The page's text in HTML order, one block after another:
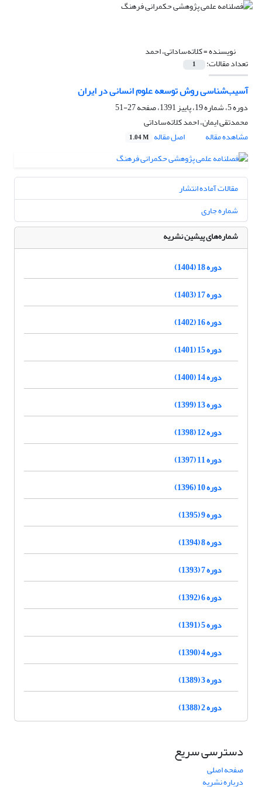
نویسنده =کلاته‌ساداتی، احمد
تعداد مقالات: 1
آسیب‌شناسی روش توسعه علوم انسانی در ایران
دوره 5، شماره 19، پاییز 1391، صفحه
27-51
محمدتقی ایمان، احمد کلاته‌ساداتی
مشاهده مقاله
اصل مقاله 1.04 M
مقالات آماده انتشار
شماره جاری
شماره‌های پیشین نشریه
دوره 18 (1404)
دوره 17 (1403)
دوره 16 (1402)
دوره 15 (1401)
دوره 14 (1400)
دوره 13 (1399)
دوره 12 (1398)
دوره 11 (1397)
دوره 10 (1396)
دوره 9 (1395)
دوره 8 (1394)
دوره 7 (1393)
دوره 6 (1392)
دوره 5 (1391)
دوره 4 (1390)
دوره 3 (1389)
دوره 2 (1388)
دسترسی سریع
صفحه اصلی
درباره نشریه